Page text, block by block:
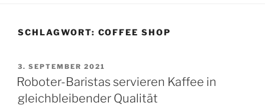
SCHLAGWORT: COFFEE SHOP
VERÖFFENTLICHT
AM
3. SEPTEMBER 2021
Roboter-Baristas servieren Kaffee in
gleichbleibender Qualität